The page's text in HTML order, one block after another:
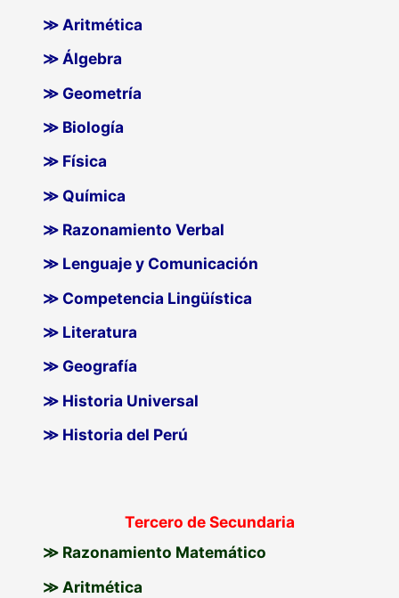
≫ Aritmética
≫ Álgebra
≫ Geometría
≫ Biología
≫ Física
≫ Química
≫ Razonamiento Verbal
≫ Lenguaje y Comunicación
≫ Competencia Lingüística
≫ Literatura
≫ Geografía
≫ Historia Universal
≫ Historia del Perú
Tercero de Secundaria
≫ Razonamiento Matemático
≫ Aritmética